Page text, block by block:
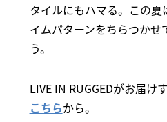
タイルにもハマる。この
イムパターンをちらつかせ
う。
LIVE IN RUGGEDがお届け
こちらから。